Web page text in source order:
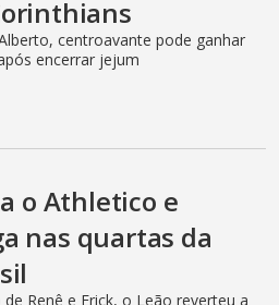
centroavante pode ganhar
encerrar jejum
o Athletico e
nas quartas da
Renê e Erick, o Leão reverteu a